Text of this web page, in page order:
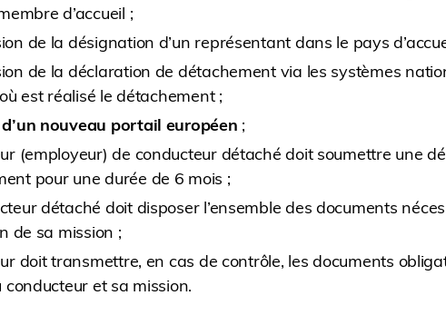
d’accueil ;
de la désignation d’un représentant dans le pays
de la déclaration de détachement via les systèmes
est réalisé le détachement ;
nouveau portail européen ;
(employeur) de conducteur détaché doit soumettre une
pour une durée de 6 mois ;
détaché doit disposer l’ensemble des documents
de sa mission ;
doit transmettre, en cas de contrôle, les documents
et sa mission.